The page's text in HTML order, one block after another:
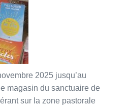
2025 jusqu’au
magasin du sanctuaire de
sur la zone pastorale